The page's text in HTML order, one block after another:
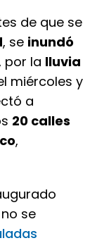
de que se
, se inundó
por la lluvia
miércoles y
a
20 calles
,
no se